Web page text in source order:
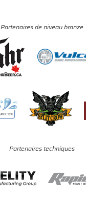
Partenaires de niveau bronze
Partenaires techniques